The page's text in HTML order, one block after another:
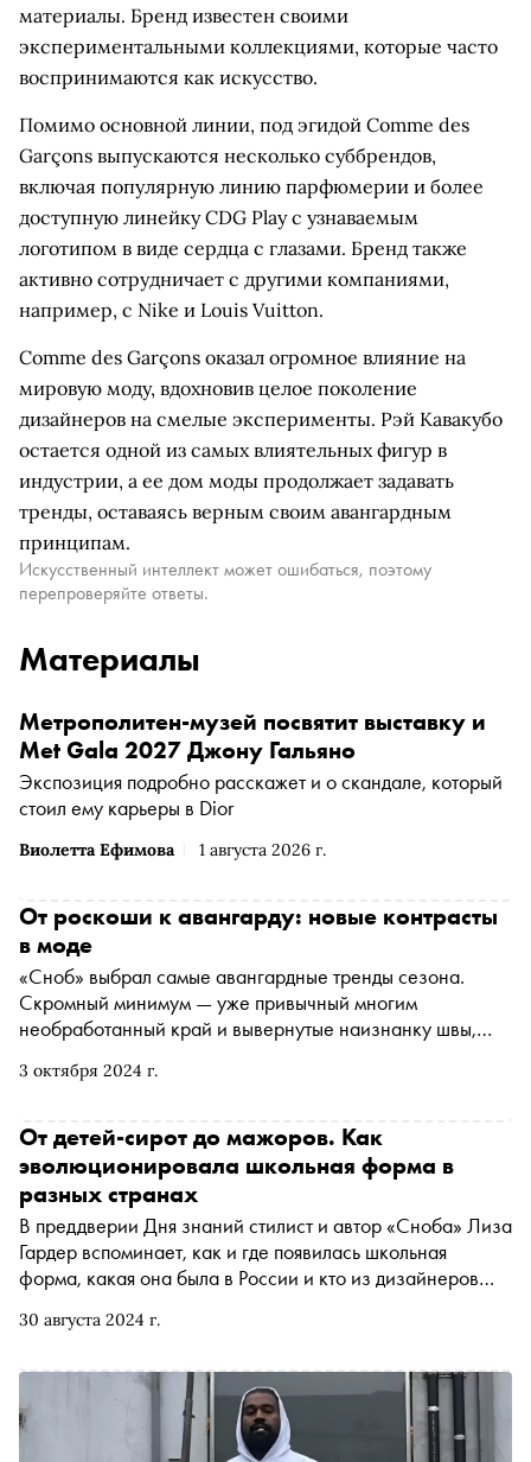
материалы. Бренд известен своими
экспериментальными коллекциями, которые часто
воспринимаются как искусство.
Помимо основной линии, под эгидой Comme des
Garçons выпускаются несколько суббрендов,
включая популярную линию парфюмерии и более
доступную линейку CDG Play с узнаваемым
логотипом в виде сердца с глазами. Бренд также
активно сотрудничает с другими компаниями,
например, с Nike и Louis Vuitton.
Comme des Garçons оказал огромное влияние на
мировую моду, вдохновив целое поколение
дизайнеров на смелые эксперименты. Рэй Кавакубо
остается одной из самых влиятельных фигур в
индустрии, а ее дом моды продолжает задавать
тренды, оставаясь верным своим авангардным
принципам.
Искусственный интеллект может ошибаться, поэтому
перепроверяйте ответы.
Материалы
Виолетта Ефимова 1 августа 2026 г.
Метрополитен-музей посвятит выставку и
Met Gala 2027 Джону Гальяно
Экспозиция подробно расскажет и о скандале, который
стоил ему карьеры в Dior
3 октября 2024 г.
От роскоши к авангарду: новые контрасты
в моде
«Сноб» выбрал самые авангардные тренды сезона.
Скромный минимум — уже привычный многим
необработанный край и вывернутые наизнанку швы,
прожженный старинный шелк и залитая кислотой кожа.
традиционных или новаторских техниках, но лейтмотив
— расслабленность как антипод спешки. Сложно
созданное, замысловато скроенное, но легкое и
свободное в ношении — вот что предлагают дизайнеры-
интеллектуалы.
30 августа 2024 г.
От детей-сирот до мажоров. Как
эволюционировала школьная форма в
разных странах
В преддверии Дня знаний стилист и автор «Сноба» Лиза
Гардер вспоминает, как и где появилась школьная
форма, какая она была в России и кто из дизайнеров